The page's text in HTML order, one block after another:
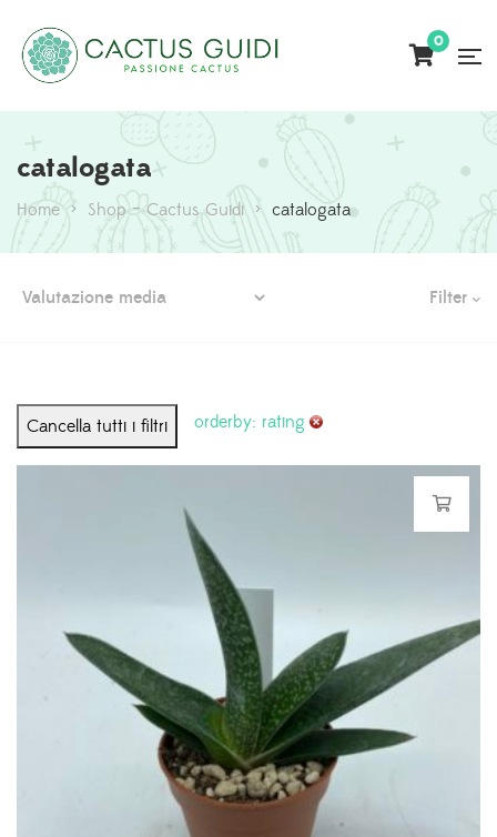
0
catalogata
Home > Shop – Cactus Guidi > catalogata
Filter
Cancella tutti i filtri orderby: rating